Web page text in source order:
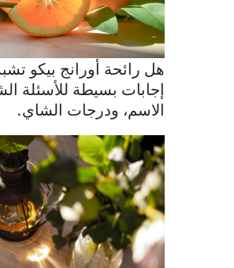
هل رائحة أورانج بيكو
إجابات بسيطة للأسئلة
الاسم، ودرجات الشاي.